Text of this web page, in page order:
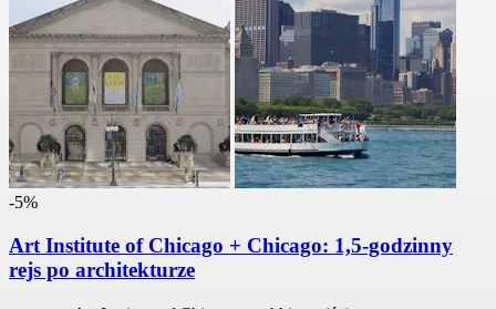
-5%
Art Institute of Chicago + Chicago: 1,5-godzinny
rejs po architekturze